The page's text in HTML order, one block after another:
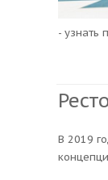
- узнать
В 2019